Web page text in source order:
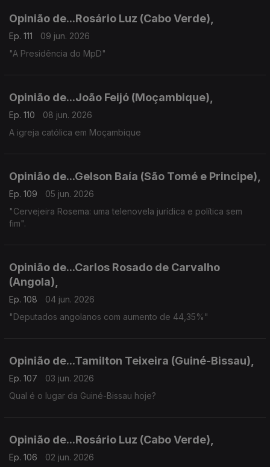
Opinião de...Rosário Luz (Cabo Verde),
Ep. 111
09 jun. 2026
"A Presidência do MpD"
Opinião de...João Feijó (Moçambique),
Ep. 110
08 jun. 2026
A igreja católica em Moçambique
Opinião de...Gelson Baía (São Tomé e Principe),
Ep. 109
05 jun. 2026
"Cervejeira Rosema: uma telenovela jurídica e política sem
fim".
Opinião de...Carlos Rosado de Carvalho
(Angola),
Ep. 108
04 jun. 2026
"Deputados angolanos com aumento de 44,35%"
Opinião de...Tamilton Teixeira (Guiné-Bissau),
Ep. 107
03 jun. 2026
Qual é o lugar da Guiné-Bissau hoje?
Opinião de...Rosário Luz (Cabo Verde),
Ep. 106 02 jun. 2026